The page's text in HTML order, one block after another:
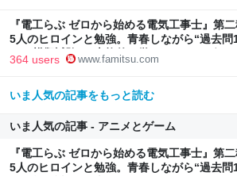
『電工らぶ ゼロから始める電気工事士』第
5人のヒロインと勉強。青春しながら“過去問
CBT模擬試験”で本格的に学べるノベルゲー
364 users www.famitsu.com
いま人気の記事をもっと読む
いま人気の記事 - アニメとゲーム
『電工らぶ ゼロから始める電気工事士』第
5人のヒロインと勉強。青春しながら“過去問